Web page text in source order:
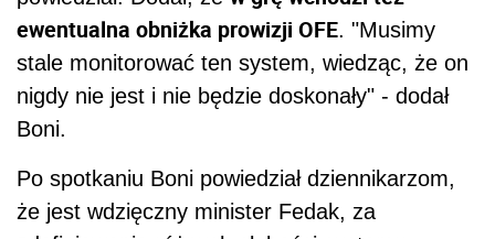
ewentualna obniżka prowizji OFE. "Musimy
stale monitorować ten system, wiedząc, że on
nigdy nie jest i nie będzie doskonały" - dodał
Boni.
Po spotkaniu Boni powiedział dziennikarzom,
że jest wdzięczny minister Fedak, za